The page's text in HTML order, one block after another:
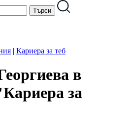
| Кариера за теб
в
за